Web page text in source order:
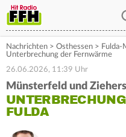
Nachrichten > Osthessen > Fulda-
Unterbrechung der Fernwärme
26.06.2026, 11:39 Uhr
Münsterfeld und Ziehers
FULDA